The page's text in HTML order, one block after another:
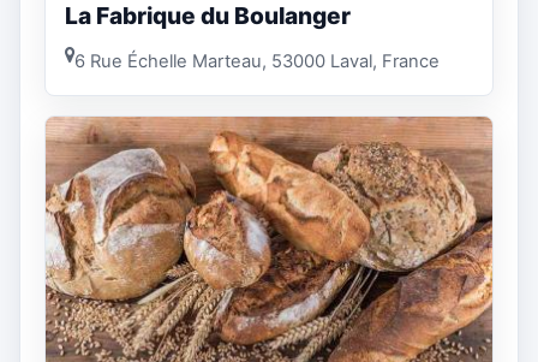
La Fabrique du Boulanger
6 Rue Échelle Marteau, 53000 Laval, France